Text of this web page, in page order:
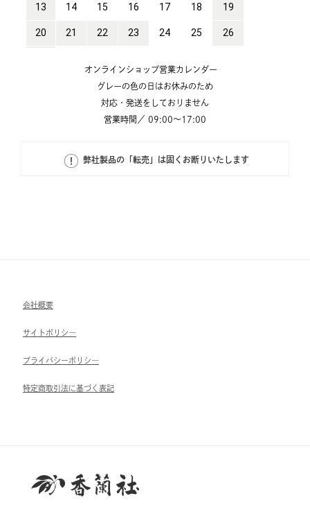
オンラインショップ営業カレンダー
グレーの色の日はお休みのため
対応・発送をしておりません
営業時間／ 09:00～17:00
弊社製品の「転売」は固くお断りいたします
会社概要
サイトポリシ―
ブライパシーポリシ―
特定商取引法に基づく表記